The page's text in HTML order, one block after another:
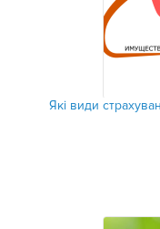
Які види